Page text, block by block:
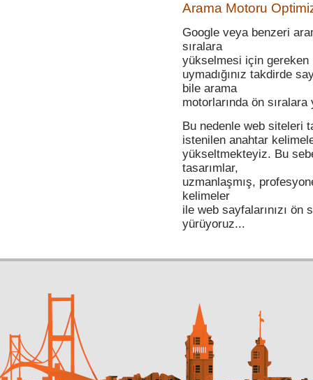
Gümüşhane Web Tasarım
Hatay Web Tasarım
Isparta Web Tasarım
Mersin Web Tasarım
Arama Motoru
Google veya benzeri
sıralara
yükselmesi için gereken
uymadığınız takdirde
bile arama
motorlarında ön
Bu nedenle web siteleri
istenilen anahtar
yükseltmekteyiz. Bu
tasarımlar,
uzmanlaşmış,
kelimeler
ile web sayfalarınızı ön
yürüyoruz...